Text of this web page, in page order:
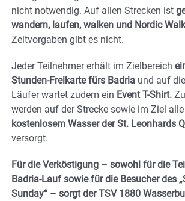
nicht notwendig. Auf allen Strecken ist
wandern, laufen, walken und Nordic
Zeitvorgaben gibt es nicht.
Jeder Teilnehmer erhält im Zielbereich
Stunden-Freikarte fürs Badria und auf
Läufer wartet zudem ein Event T-Shirt.
werden auf der Strecke sowie im Ziel
kostenlosem Wasser der St. Leonhards
versorgt.
Für die Verköstigung – sowohl für die
Badria-Lauf sowie für die Besucher des
Sunday“ – sorgt der TSV 1880